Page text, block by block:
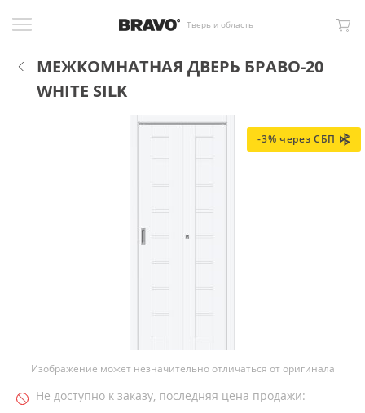
Тверь и область
МЕЖКОМНАТНАЯ ДВЕРЬ БРАВО-20
WHITE SILK
-3% через СБП
Изображение может незначительно отличаться от оригинала
Не доступно к заказу, последняя цена продажи: